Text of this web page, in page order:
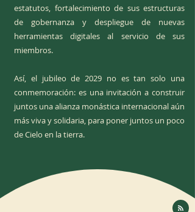
estatutos, fortalecimiento de sus estructuras
de gobernanza y despliegue de nuevas
herramientas digitales al servicio de sus
miembros.
Así, el jubileo de 2029 no es tan solo una
conmemoración: es una invitación a construir
juntos una alianza monástica internacional aún
más viva y solidaria, para poner juntos un poco
de Cielo en la tierra.